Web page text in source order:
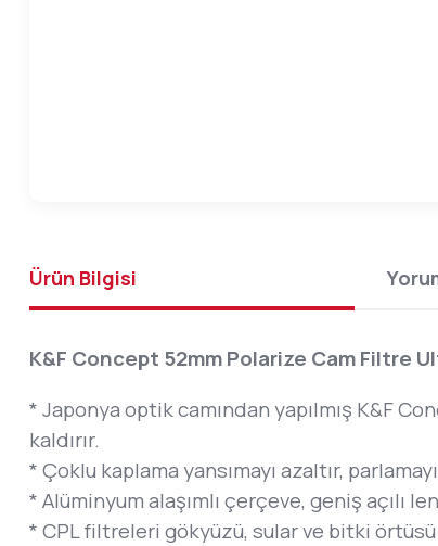
Ürün Bilgisi
K&F Concept 52mm Polarize Cam Filtre
* Japonya optik camından yapılmış K&F
kaldırır.
* Çoklu kaplama yansımayı azaltır,
* Alüminyum alaşımlı çerçeve, geniş açılı
* CPL filtreleri gökyüzü, sular ve bitki